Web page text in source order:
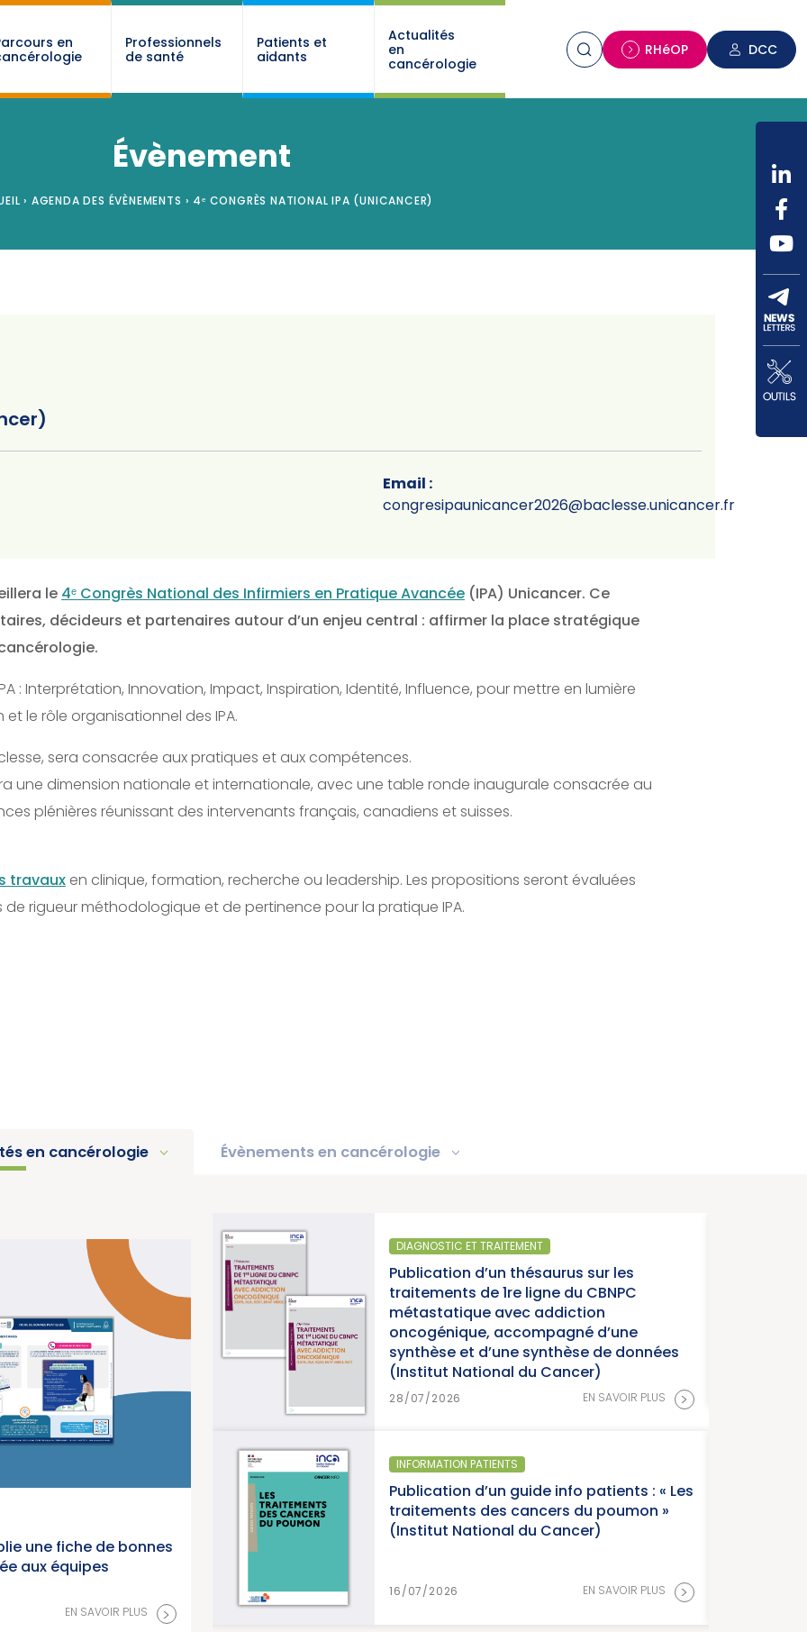
en
Professionnels
de santé
Patients et
aidants
Actualités
en
cancérologie
RHéOP DCC
Évènement
› AGENDA DES ÉVÈNEMENTS › 4ᵉ CONGRÈS NATIONAL IPA (UNICANCER)
Email :
congresipaunicancer2026@baclesse.unicancer.fr
le 4ᵉ Congrès National des Infirmiers en Pratique Avancée (IPA) Unicancer. Ce
décideurs et partenaires autour d’un enjeu central : affirmer la place stratégique
: Interprétation, Innovation, Impact, Inspiration, Identité, Influence, pour mettre en lumière
le rôle organisationnel des IPA.
sera consacrée aux pratiques et aux compétences.
une dimension nationale et internationale, avec une table ronde inaugurale consacrée au
plénières réunissant des intervenants français, canadiens et suisses.
travaux en clinique, formation, recherche ou leadership. Les propositions seront évaluées
rigueur méthodologique et de pertinence pour la pratique IPA.
en cancérologie Évènements en cancérologie
une fiche de bonnes
aux équipes
EN SAVOIR PLUS >
d’activité 2025 « Une
pour la lutte contre les
National du Cancer)
EN SAVOIR PLUS
des cancers en
DIAGNOSTIC ET TRAITEMENT
Publication d’un thésaurus sur les
traitements de 1re ligne du CBNPC
métastatique avec addiction
oncogénique, accompagné d’une
synthèse et d’une synthèse de données
(Institut National du Cancer)
28/07/2026 EN SAVOIR PLUS >
INFORMATION PATIENTS
Publication d’un guide info patients : « Les
traitements des cancers du poumon »
(Institut National du Cancer)
16/07/2026 EN SAVOIR PLUS >